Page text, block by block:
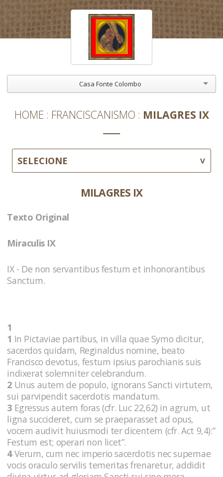
Casa Fonte Colombo
HOME FRANCISCANISMO MILAGRES IX
SELECIONE
MILAGRES IX
Texto Original
Miraculis IX
IX - De non servantibus festum et inhonorantibus
Sanctum.
1
1 In Pictaviae partibus, in villa quae Symo dicitur,
sacerdos quidam, Reginaldus nomine, beato
Francisco devotus, festum ipsius parochianis suis
indixerat solemniter celebrandum.
2 Unus autem de populo, ignorans Sancti virtutem,
sui parvipendit sacerdotis mandatum.
3 Egressus autem foras (cfr. Luc 22,62) in agrum, ut
ligna succideret, cum se praeparasset ad opus,
vocem audivit huiusmodi ter dicentem (cfr. Act 9,4):”
Festum est; operari non licet”.
4Verum, cum nec imperio sacerdotis nec supernae
vocis oraculo servilis temeritas frenaretur, addidit